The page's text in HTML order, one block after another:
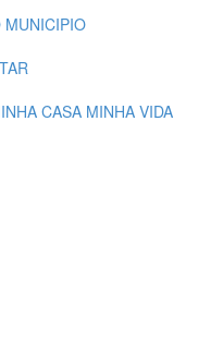
MUNICIPIO
CASA MINHA VIDA